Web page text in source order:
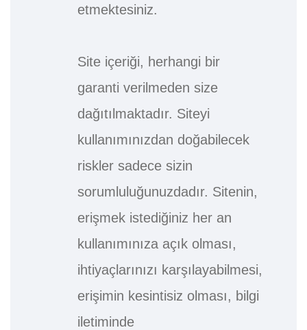
etmektesiniz.
Site içeriği, herhangi bir
garanti verilmeden size
dağıtılmaktadır. Siteyi
kullanımınızdan doğabilecek
riskler sadece sizin
sorumluluğunuzdadır. Sitenin,
erişmek istediğiniz her an
kullanımınıza açık olması,
ihtiyaçlarınızı karşılayabilmesi,
erişimin kesintisiz olması, bilgi
iletiminde